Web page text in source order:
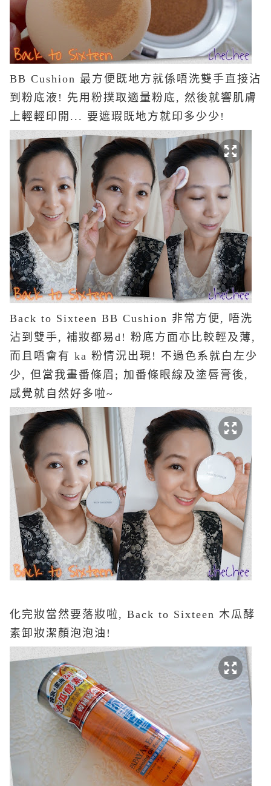
BB Cushion 最方便既地方就係唔洗雙手直接沾
到粉底液! 先用粉撲取適量粉底, 然後就響肌膚
上輕輕印開... 要遮瑕既地方就印多少少!
Back to Sixteen BB Cushion 非常方便, 唔洗
沾到雙手, 補妝都易d! 粉底方面亦比較輕及薄,
而且唔會有 ka 粉情況出現! 不過色系就白左少
少, 但當我畫番條眉; 加番條眼線及塗唇膏後,
感覺就自然好多啦~
化完妝當然要落妝啦, Back to Sixteen 木瓜酵
素卸妝潔顏泡泡油!